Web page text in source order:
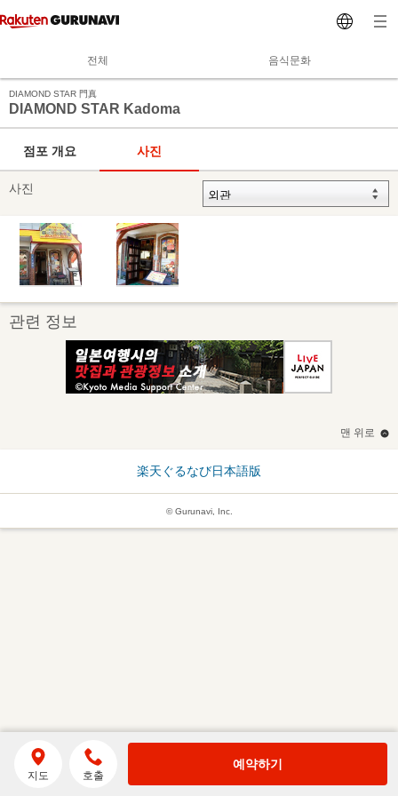
전체 음식문화
DIAMOND STAR 門真
DIAMOND STAR Kadoma
점포 개요 사진
사진
관련 정보
맨 위로
楽天ぐるなび日本語版
© Gurunavi, Inc.
지도 호출
예약하기